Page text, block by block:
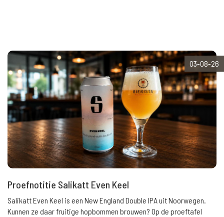
03-08-26
Proefnotitie Salikatt Even Keel
Salikatt Even Keel is een New England Double IPA uit Noorwegen.
Kunnen ze daar fruitige hopbommen brouwen? Op de proeftafel